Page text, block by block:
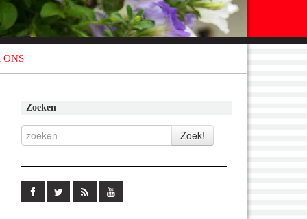
ONS
Zoeken